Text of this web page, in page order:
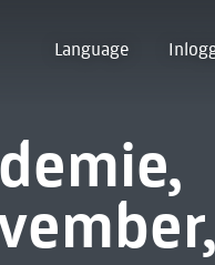
Language